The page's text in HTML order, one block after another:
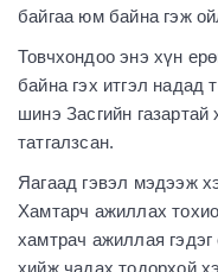
байгаа юм байна гэж
Товчхондоо энэ хүн
байна гэх итгэл надад
шинэ Засгийн
татгалзсан.
Яагаад гэвэл мэдээж
Хамтарч ажиллах
хамтрач ажиллая